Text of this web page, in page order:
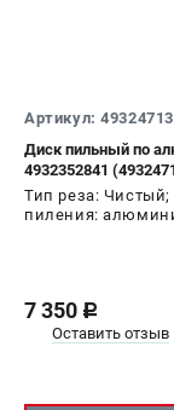
Артикул:
Диск пильный по
4932352841
Тип реза:
пиления:
7 350 c
Оставить отзыв